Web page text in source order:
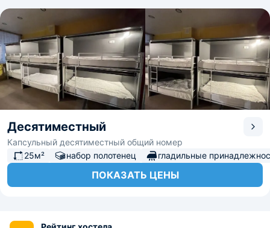
Десятиместный
Капсульный десятиместный общий номер
25м²
набор полотенец гладильные
ПОКАЗАТЬ ЦЕНЫ